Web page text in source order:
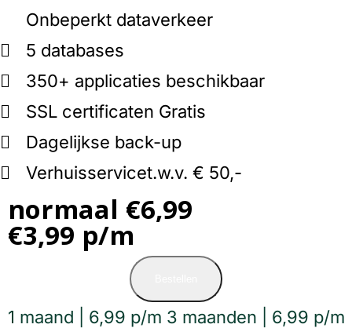
Onbeperkt dataverkeer
5 databases
350+ applicaties beschikbaar
SSL certificaten Gratis
Dagelijkse back-up
Verhuisservicet.w.v. € 50,-
normaal €6,99
€3,99 p/m
1 maand | 6,99 p/m 3 maanden | 6,99 p/m